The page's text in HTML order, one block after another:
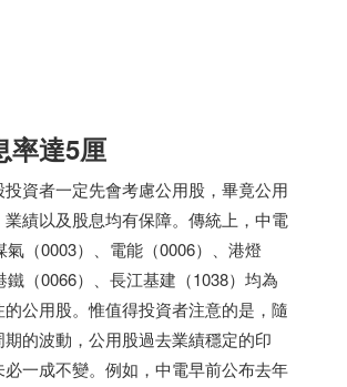
率達5厘
資者一定先會考慮公用股，畢竟公用
業績以及股息均有保障。傳統上，中電
氣（0003）、電能（0006）、港燈
鐵（0066）、長江基建（1038）均為
公用股。惟值得投資者注意的是，隨
的波動，公用股過去業績穩定的印
一成不變。例如，中電早前公布去年